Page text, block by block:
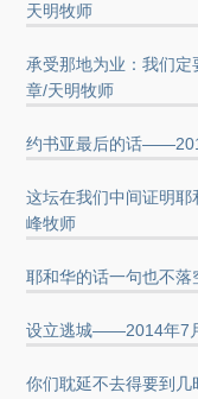
天明牧师
承受那地为业：我们
章/天明牧师
约书亚最后的话
这坛在我们中间证明
峰牧师
耶和华的话一句也不
设立逃城——2014年7
你们耽延不去得要到